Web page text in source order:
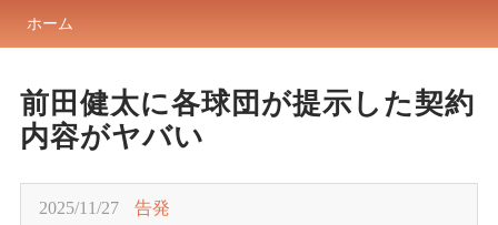
ホーム
前田健太に各球団が提示した契約
内容がヤバい
2025/11/27 告発